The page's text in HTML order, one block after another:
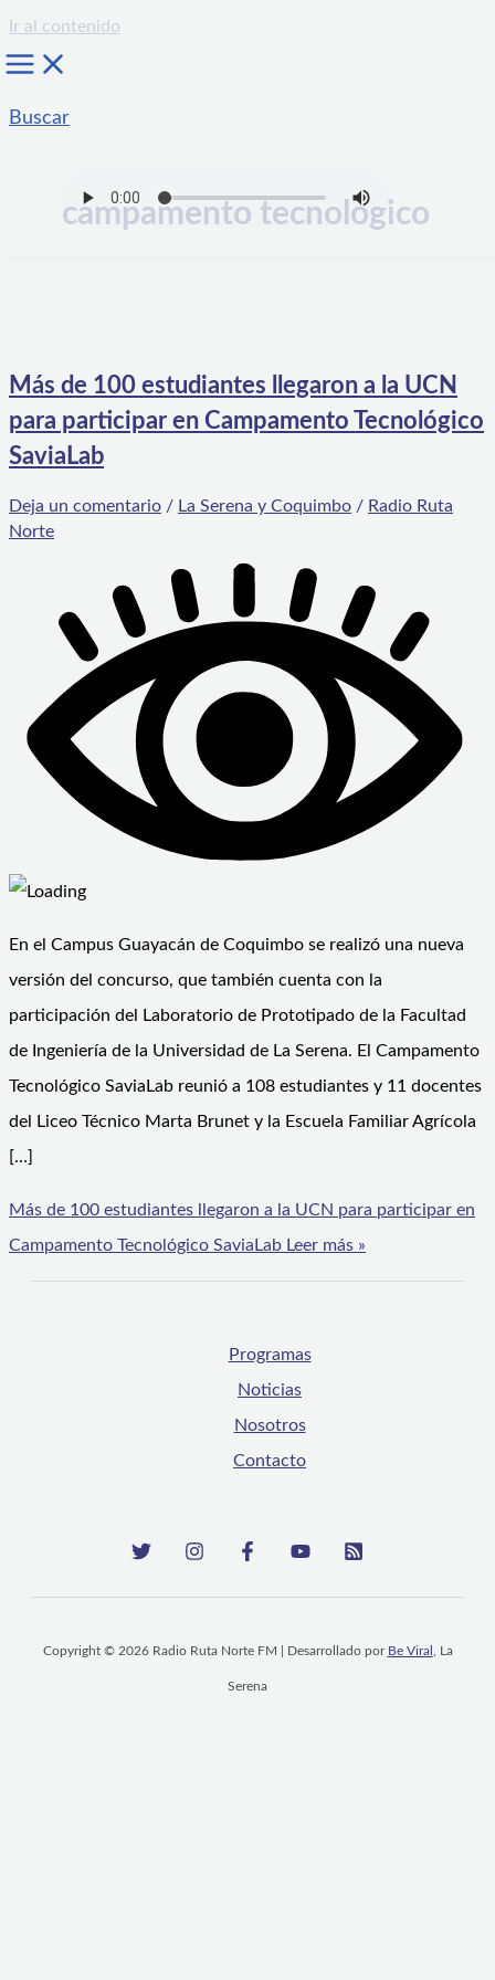
Ir al contenido
Buscar
campamento tecnologico
Más de 100 estudiantes llegaron a la UCN
para participar en Campamento Tecnológico
SaviaLab
Deja un comentario / La Serena y Coquimbo / Radio Ruta
Norte
En el Campus Guayacán de Coquimbo se realizó una nueva
versión del concurso, que también cuenta con la
participación del Laboratorio de Prototipado de la Facultad
de Ingeniería de la Universidad de La Serena. El Campamento
Tecnológico SaviaLab reunió a 108 estudiantes y 11 docentes
del Liceo Técnico Marta Brunet y la Escuela Familiar Agrícola
[…]
Más de 100 estudiantes llegaron a la UCN para participar en
Campamento Tecnológico SaviaLab Leer más »
Programas
Noticias
Nosotros
Contacto
Copyright © 2026 Radio Ruta Norte FM | Desarrollado por Be Viral , La
Serena